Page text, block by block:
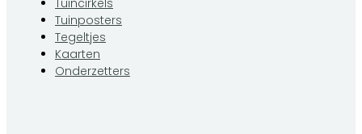
Tuincirkels
Tuinposters
Tegeltjes
Kaarten
Onderzetters